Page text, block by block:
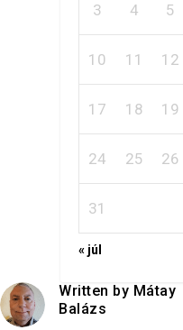
3 4 5
10 11 12
17 18 19
24 25 26
31
« júl
Written by Mátay
Balázs